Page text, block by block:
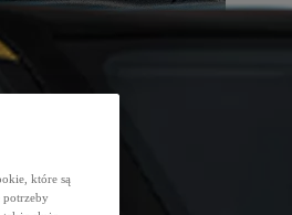
które są
potrzeby